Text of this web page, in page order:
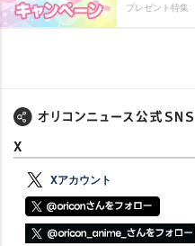
プレゼント特集
X
Xアカウント